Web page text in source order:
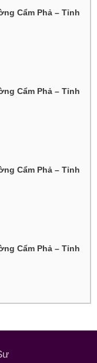
Cẩm Phả – Tỉnh
Cẩm Phả – Tỉnh
Cẩm Phả – Tỉnh
Cẩm Phả – Tỉnh